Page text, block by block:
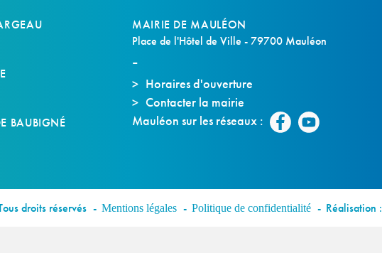
BAUBIGNÉ
MAIRIE DE MAULÉON
Place de l'Hôtel de Ville - 79700 Mauléon
Horaires d'ouverture
Contacter la mairie
Mauléon sur les réseaux :
droits réservés Mentions légales Politique de confidentialité Réalisation :